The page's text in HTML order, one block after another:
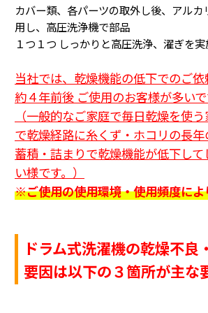
カバー類、各パーツの取外し後、アル
用し、高圧洗浄機で部品
１つ１つ しっかりと高圧洗浄、濯ぎを実
当社では、乾燥機能の低下でのご依
約４年前後 ご使用のお客様が多いで
（一般的なご家庭で毎日乾燥を使
で乾燥経路に糸くず・ホコリの長年
蓄積・詰まりで乾燥機能が低下し
い様です。 ）
※ご使用の使用環境・使用頻度によ
ドラム式洗濯機の乾燥不良
要因は以下の３箇所が主な